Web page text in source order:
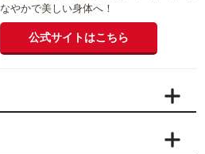
なやかで美しい身体へ！
公式サイトはこちら